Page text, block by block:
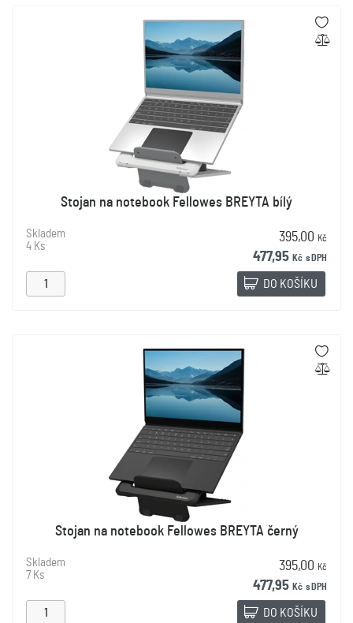
Stojan na notebook Fellowes BREYTA bílý
Skladem
4 Ks
395,00 Kč
477,95 Kč s DPH
DO KOŠÍKU
Stojan na notebook Fellowes BREYTA černý
Skladem
7 Ks
395,00 Kč
477,95 Kč s DPH
DO KOŠÍKU